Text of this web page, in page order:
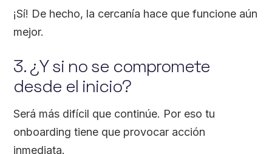
¡Sí! De hecho, la cercanía hace que funcione aún
mejor.
3. ¿Y si no se compromete
desde el inicio?
Será más difícil que continúe. Por eso tu
onboarding tiene que provocar acción
inmediata.